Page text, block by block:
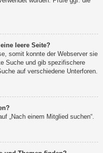
leere Seite?
somit konnte der Webserver sie
Suche und gib spezifischere
auf verschiedene Unterforen.
„Nach einem Mitglied suchen“.